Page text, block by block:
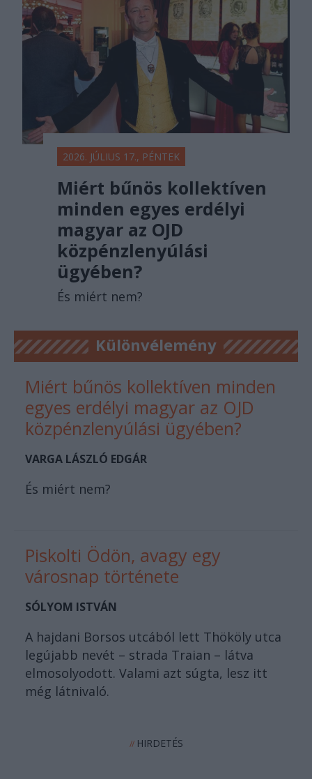
2026. JÚLIUS 17., PÉNTEK
Miért bűnös kollektíven
minden egyes erdélyi
magyar az OJD
közpénzlenyúlási
ügyében?
És miért nem?
Különvélemény
Miért bűnös kollektíven minden
egyes erdélyi magyar az OJD
közpénzlenyúlási ügyében?
VARGA LÁSZLÓ EDGÁR
És miért nem?
Piskolti Ödön, avagy egy
városnap története
SÓLYOM ISTVÁN
A hajdani Borsos utcából lett Thököly utca
legújabb nevét – strada Traian – látva
elmosolyodott. Valami azt súgta, lesz itt
még látnivaló.
//HIRDETÉS